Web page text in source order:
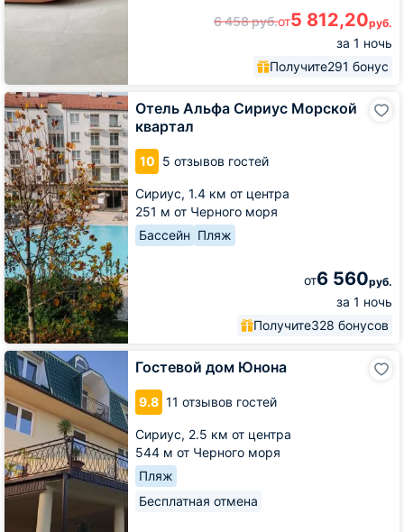
6 458руб.от5 812,20руб.
за 1 ночь
Получите291 бонус
Отель Альфа Сириус Морской
квартал
10 5 отзывов гостей
Сириус, 1.4 км от центра
251 м от Черного моря
Бассейн Пляж
от6 560руб.
за 1 ночь
Получите328 бонусов
Отель
Альфа
Сириус
Морской
квартал
Гостевой дом Юнона
9.8 11 отзывов гостей
Сириус, 2.5 км от центра
544 м от Черного моря
Пляж
Бесплатная отмена
Гостевой
дом
Юнона